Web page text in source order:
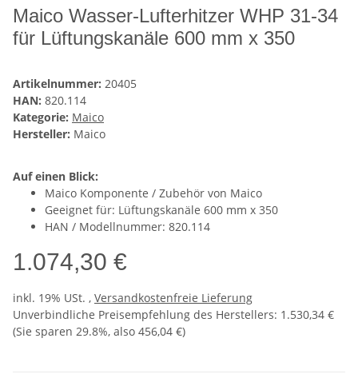
Maico Wasser-Lufterhitzer WHP 31-34
für Lüftungskanäle 600 mm x 350
Artikelnummer: 20405
HAN: 820.114
Kategorie: Maico
Hersteller: Maico
Auf einen Blick:
Maico Komponente / Zubehör von Maico
Geeignet für: Lüftungskanäle 600 mm x 350
HAN / Modellnummer: 820.114
1.074,30 €
inkl. 19% USt. , Versandkostenfreie Lieferung
Unverbindliche Preisempfehlung des Herstellers: 1.530,34 €
(Sie sparen 29.8%, also 456,04 €)